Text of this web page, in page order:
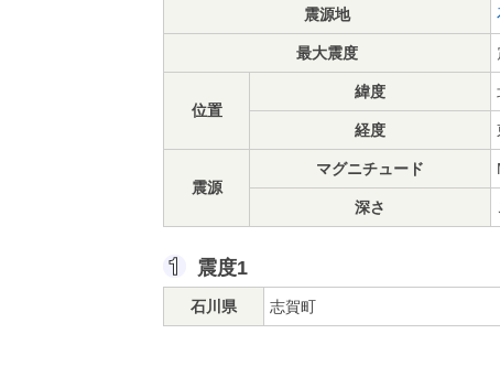
震源地
最大震度
位置
緯度
経度
震源
マグニチュード
深さ
震度1
石川県 志賀町